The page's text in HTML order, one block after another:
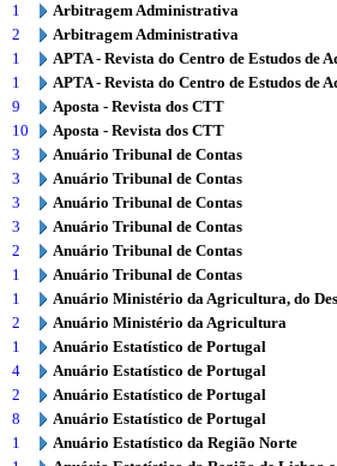
1
Arbitragem Administrativa
2
Arbitragem Administrativa
1
APTA - Revista do Centro de Estudos de
1
APTA - Revista do Centro de Estudos de
9
Aposta - Revista dos CTT
10
Aposta - Revista dos CTT
3
Anuário Tribunal de Contas
3
Anuário Tribunal de Contas
3
Anuário Tribunal de Contas
3
Anuário Tribunal de Contas
2
Anuário Tribunal de Contas
1
Anuário Tribunal de Contas
1
Anuário Ministério da Agricultura, do
2
Anuário Ministério da Agricultura
1
Anuário Estatístico de Portugal
4
Anuário Estatístico de Portugal
2
Anuário Estatístico de Portugal
8
Anuário Estatístico de Portugal
1
Anuário Estatístico da Região Norte